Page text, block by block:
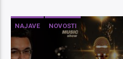
NAJAVE NOVOSTI